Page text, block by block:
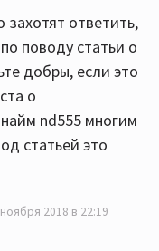
захотят ответить,
поводу статьи о
добры, если это
о
nd555 многим
статьей это
2018 в 22:19